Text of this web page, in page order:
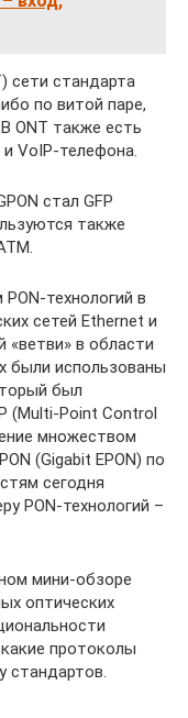
сети стандарта
по витой паре,
ONT также есть
VoIP-телефона.
стал GFP
также
технологий в
сетей Ethernet и
в области
были использованы
был
(Multi-Point Control
множеством
(Gigabit EPON) по
сегодня
PON-технологий –
мини-обзоре
оптических
протоколы
стандартов.